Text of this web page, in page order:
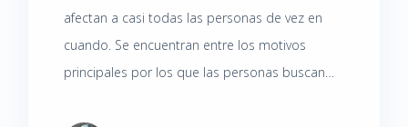
afectan a casi todas las personas de vez en
cuando. Se encuentran entre los motivos
principales por los que las personas buscan